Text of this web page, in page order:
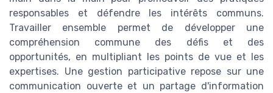
responsables et défendre les intérêts communs.
Travailler ensemble permet de développer une
compréhension commune des défis et des
opportunités, en multipliant les points de vue et les
expertises. Une gestion participative repose sur une
communication ouverte et un partage d'information